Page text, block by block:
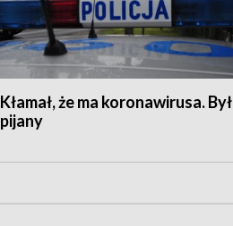
Kłamał, że ma koronawirusa. Był
pijany